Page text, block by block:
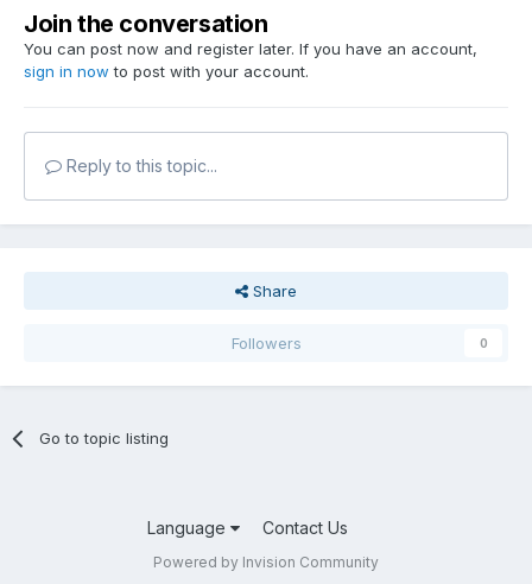
Join the conversation
You can post now and register later. If you have an account,
sign in now to post with your account.
Reply to this topic...
Share
Followers 0
Go to topic listing
Language Contact Us
Powered by Invision Community